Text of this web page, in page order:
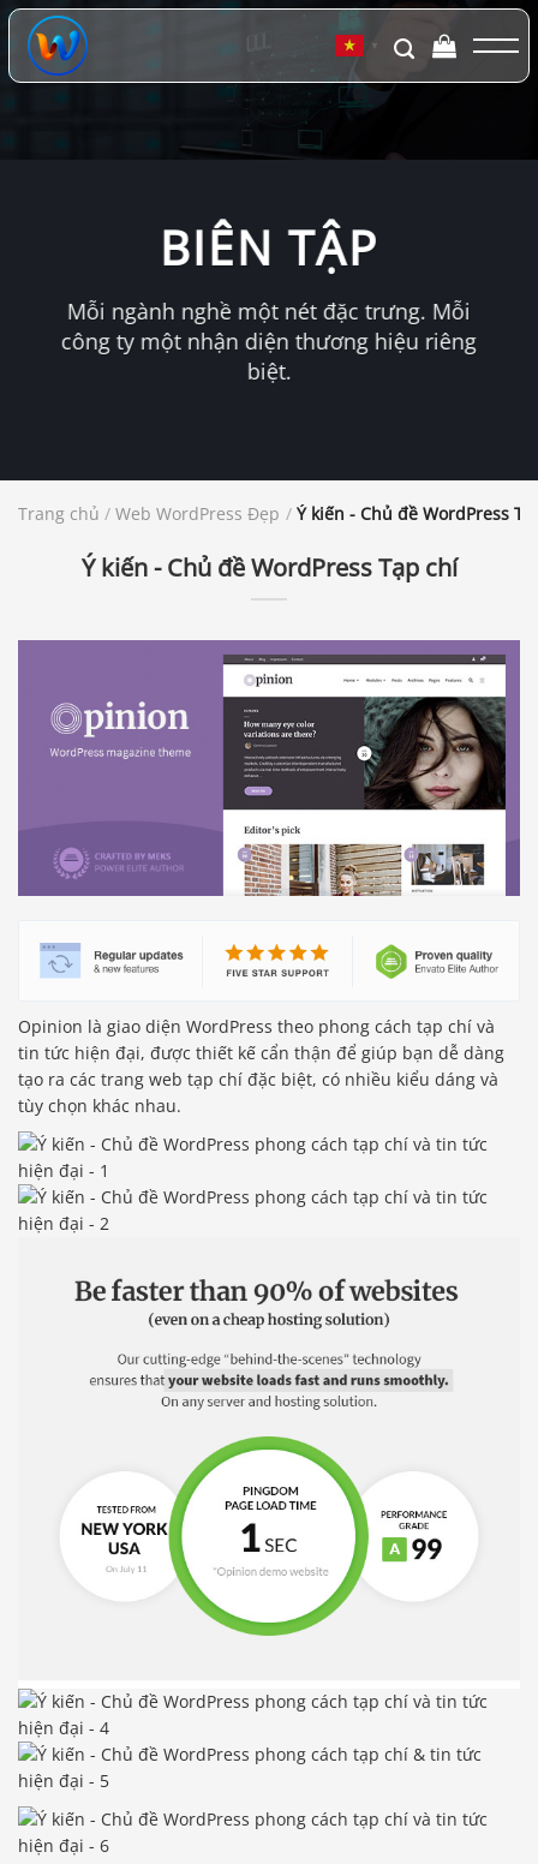
Chuyển
đến
dung
▼
BIÊN TẬP
Mỗi ngành nghề một nét đặc trưng. Mỗi
công ty một nhận diện thương hiệu riêng
biệt.
Trang chủ / Web WordPress Đẹp / Ý kiến ​​- Chủ đề WordPress
Ý kiến ​​- Chủ đề WordPress Tạp chí
Opinion là giao diện WordPress theo phong cách tạp chí và
tin tức hiện đại, được thiết kế cẩn thận để giúp bạn dễ dàng
tạo ra các trang web tạp chí đặc biệt, có nhiều kiểu dáng và
tùy chọn khác nhau.